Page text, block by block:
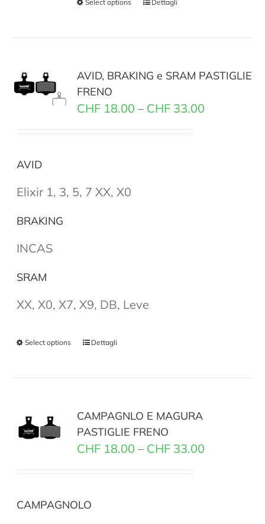
Select options Dettagli
AVID, BRAKING e SRAM PASTIGLIE
FRENO
CHF 18.00 – CHF 33.00
AVID
Elixir 1, 3, 5, 7 XX, X0
BRAKING
INCAS
SRAM
XX, X0, X7, X9, DB, Leve
Select options Dettagli
CAMPAGNLO E MAGURA
PASTIGLIE FRENO
CHF 18.00 – CHF 33.00
CAMPAGNOLO